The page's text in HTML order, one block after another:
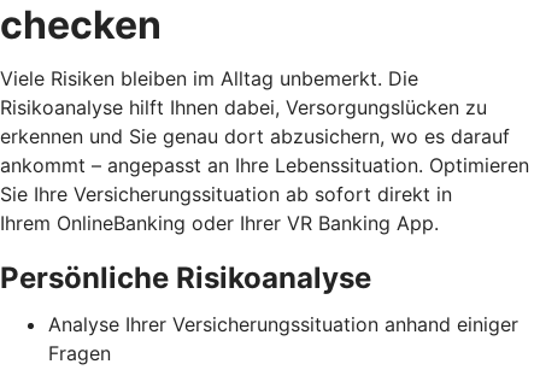
checken
Viele Risiken bleiben im Alltag unbemerkt. Die
Risikoanalyse hilft Ihnen dabei, Versorgungslücken zu
erkennen und Sie genau dort abzusichern, wo es darauf
ankommt – angepasst an Ihre Lebenssituation. Optimieren
Sie Ihre Versicherungssituation ab sofort direkt in
Ihrem OnlineBanking oder Ihrer VR Banking App.
Persönliche Risikoanalyse
Analyse Ihrer Versicherungssituation anhand einiger
Fragen